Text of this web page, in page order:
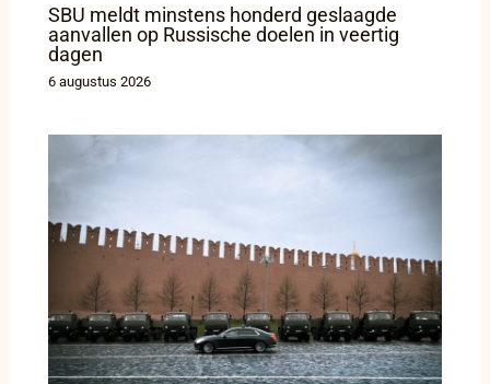
SBU meldt minstens honderd geslaagde
aanvallen op Russische doelen in veertig
dagen
6 augustus 2026